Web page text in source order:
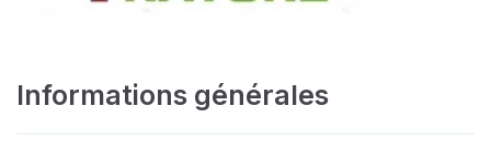
Informations générales